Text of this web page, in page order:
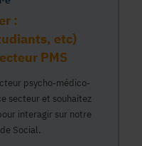
:
etc)
PMS
psycho-médico-
secteur et souhaitez
interagir sur notre
Social.